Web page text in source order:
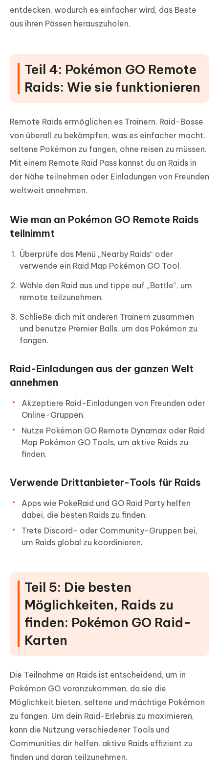
entdecken, wodurch es einfacher wird, das Beste
aus ihren Pässen herauszuholen.
Teil 4: Pokémon GO Remote
Raids: Wie sie funktionieren
Remote Raids ermöglichen es Trainern, Raid-Bosse
von überall zu bekämpfen, was es einfacher macht,
seltene Pokémon zu fangen, ohne reisen zu müssen.
Mit einem Remote Raid Pass kannst du an Raids in
der Nähe teilnehmen oder Einladungen von Freunden
weltweit annehmen.
Wie man an Pokémon GO Remote Raids
teilnimmt
Überprüfe das Menü „Nearby Raids“ oder
verwende ein Raid Map Pokémon GO Tool.
Wähle den Raid aus und tippe auf „Battle“, um
remote teilzunehmen.
Schließe dich mit anderen Trainern zusammen
und benutze Premier Balls, um das Pokémon zu
fangen.
Raid-Einladungen aus der ganzen Welt
annehmen
Akzeptiere Raid-Einladungen von Freunden oder
Online-Gruppen.
Nutze Pokémon GO Remote Dynamax oder Raid
Map Pokémon GO Tools, um aktive Raids zu
finden.
Verwende Drittanbieter-Tools für Raids
Apps wie PokeRaid und GO Raid Party helfen
dabei, die besten Raids zu finden.
Trete Discord- oder Community-Gruppen bei,
um Raids global zu koordinieren.
Teil 5: Die besten
Möglichkeiten, Raids zu
finden: Pokémon GO Raid-
Karten
Die Teilnahme an Raids ist entscheidend, um in
Pokémon GO voranzukommen, da sie die
Möglichkeit bieten, seltene und mächtige Pokémon
zu fangen. Um dein Raid-Erlebnis zu maximieren,
kann die Nutzung verschiedener Tools und
Communities dir helfen, aktive Raids effizient zu
finden und daran teilzunehmen.